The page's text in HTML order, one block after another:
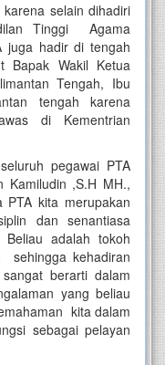
selain dihadiri
Tinggi Agama
juga hadir di tengah
Bapak Wakil Ketua
Tengah, Ibu
tengah karena
di Kementrian
pegawai PTA
Kamiludin ,S.H MH.,
PTA kita merupakan
dan senantiasa
adalah tokoh
sehingga kehadiran
berarti dalam
yang beliau
kita dalam
sebagai pelayan